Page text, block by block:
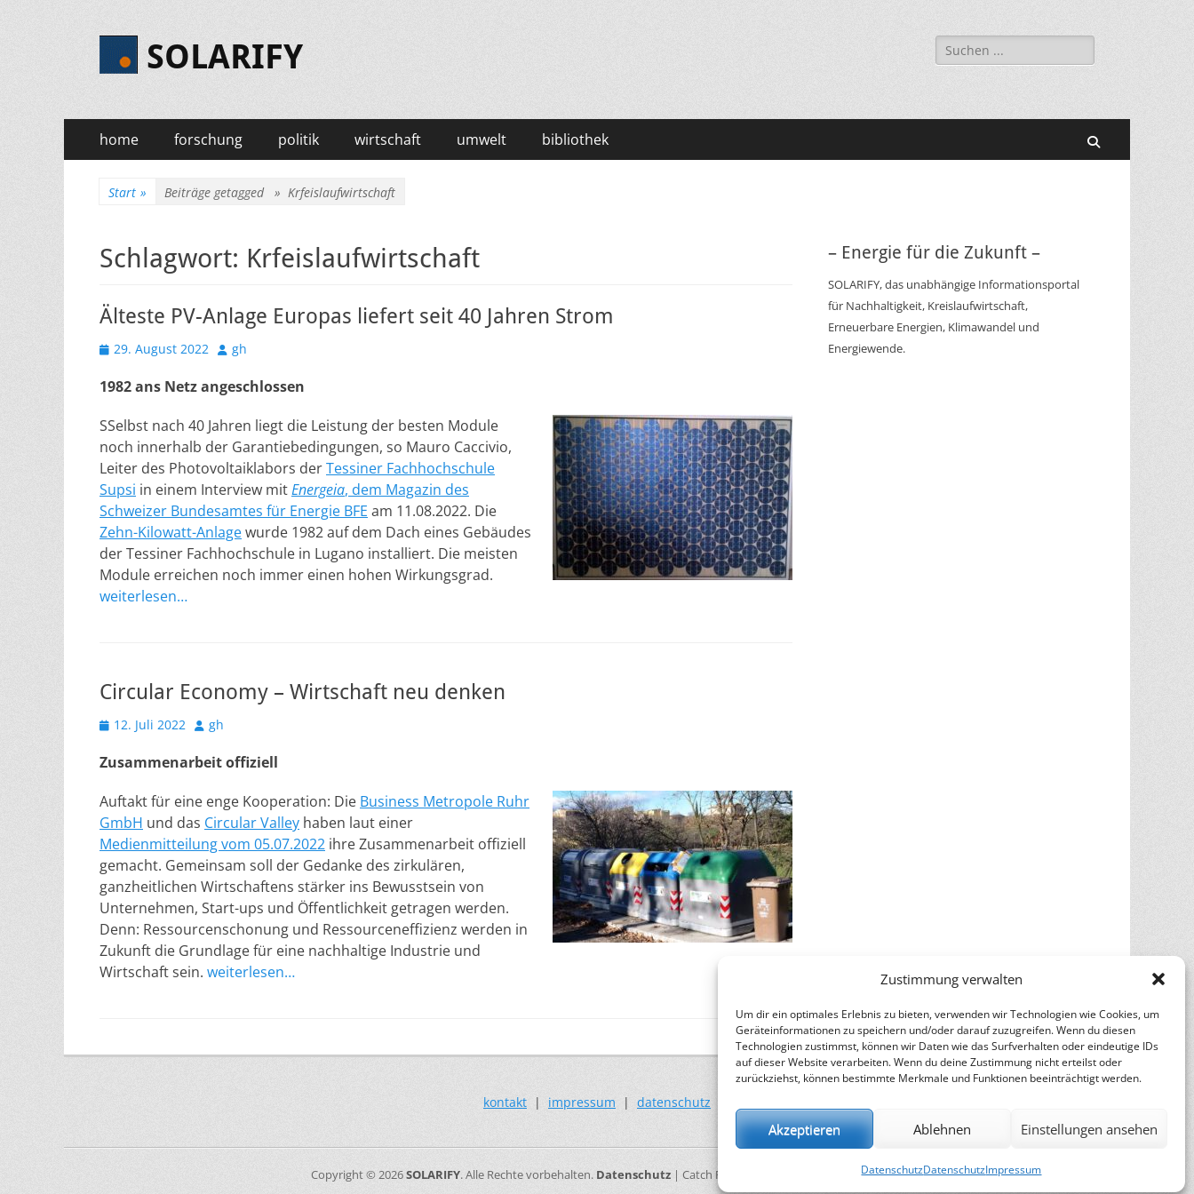
Zustimmung verwalten
Um dir ein optimales Erlebnis zu bieten, verwenden wir Technologien wie Cookies, um
Geräteinformationen zu speichern und/oder darauf zuzugreifen. Wenn du diesen
Technologien zustimmst, können wir Daten wie das Surfverhalten oder eindeutige IDs
auf dieser Website verarbeiten. Wenn du deine Zustimmung nicht erteilst oder
zurückziehst, können bestimmte Merkmale und Funktionen beeinträchtigt werden.
Akzeptieren Ablehnen Einstellungen ansehen
DatenschutzDatenschutzImpressum
SOLARIFY
Suchen
nach:
Primäres
Menü
Zum
Inhalt
home forschung politik wirtschaft umwelt bibliothek
Start » Beiträge getagged » Krfeislaufwirtschaft
Schlagwort: Krfeislaufwirtschaft
Älteste PV-Anlage Europas liefert seit 40 Jahren Strom
Veröffentlicht
29. August 2022 Autor
gh
1982 ans Netz angeschlossen
SSelbst nach 40 Jahren liegt die Leistung der besten Module
noch innerhalb der Garantiebedingungen, so Mauro Caccivio,
Leiter des Photovoltaiklabors derTessiner Fachhochschule
Supsi in einem Interview mitEnergeia, dem Magazin des
Schweizer Bundesamtes für Energie BFE am 11.08.2022. Die
Zehn-Kilowatt-Anlagewurde 1982 auf dem Dach eines Gebäudes
der Tessiner Fachhochschule in Lugano installiert. Die meisten
Module erreichen noch immer einen hohen Wirkungsgrad.
weiterlesen…
Circular Economy – Wirtschaft neu denken
Veröffentlicht
12. Juli 2022 Autor
gh
Zusammenarbeit offiziell
Auftakt für eine enge Kooperation: Die Business Metropole Ruhr
GmbH und das Circular Valley haben laut einer
Medienmitteilung vom 05.07.2022 ihre Zusammenarbeit offiziell
gemacht. Gemeinsam soll der Gedanke des zirkulären,
ganzheitlichen Wirtschaftens stärker ins Bewusstsein von
Unternehmen, Start-ups und Öffentlichkeit getragen werden.
Denn: Ressourcenschonung und Ressourceneffizienz werden in
Zukunft die Grundlage für eine nachhaltige Industrie und
Wirtschaft sein. weiterlesen…
– Energie für die Zukunft –
SOLARIFY, das unabhängige Informationsportal
für Nachhaltigkeit, Kreislaufwirtschaft,
Erneuerbare Energien, Klimawandel und
Energiewende.
kontakt | impressum | datenschutz
Copyright © 2026SOLARIFY. Alle Rechte vorbehalten. Datenschutz| Catch Responsive von Catch Themes